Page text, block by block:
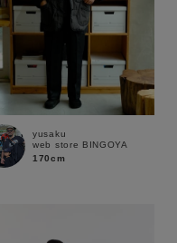
yusaku
web store BINGOYA
170cm